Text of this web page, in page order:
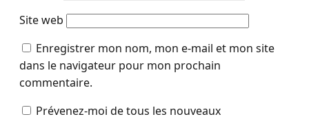
Site web
Enregistrer mon nom, mon e-mail et mon site
dans le navigateur pour mon prochain
commentaire.
Prévenez-moi de tous les nouveaux